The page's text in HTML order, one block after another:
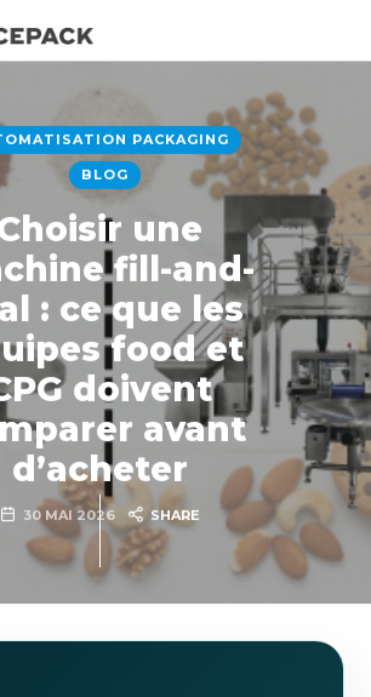
PACKAGING
BLOG
une
fill-and-
: ce que les
food et
doivent
avant
d’acheter
30 MAI 2026 SHARE